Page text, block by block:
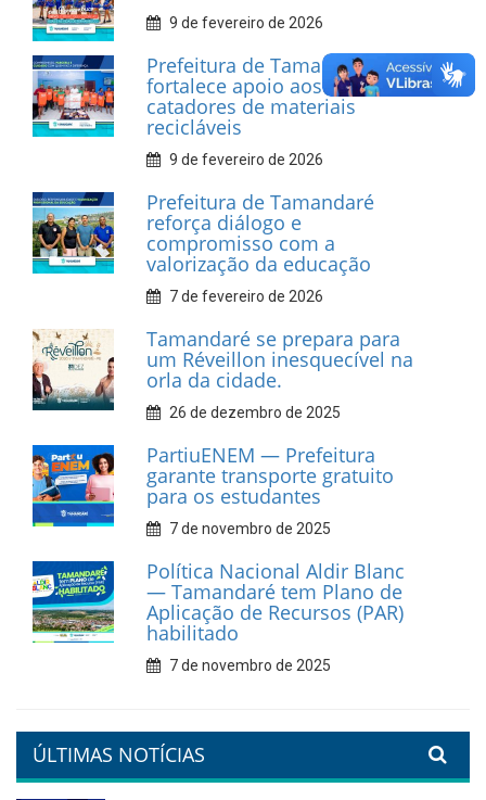
INFORMATIVOS
Prefeitura de Tamandaré
realiza entrega de placas à
Associação dos Taxistas Rota
Car Service
10 de fevereiro de 2026
Dia do Frevo: patrimônio
cultural em movimento
9 de fevereiro de 2026
Prefeitura de Tamandaré
fortalece apoio aos
catadores de materiais
recicláveis
9 de fevereiro de 2026
Prefeitura de Tamandaré
reforça diálogo e
compromisso com a
valorização da educação
7 de fevereiro de 2026
orla da cidade.